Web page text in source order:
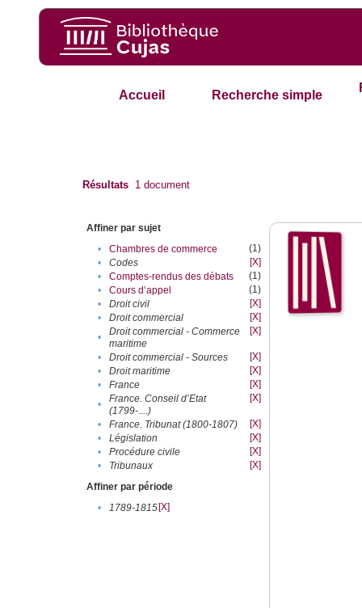
Accueil Recherche simple
Résultats 1 document
Affiner par sujet
•
Chambres de commerce
(1)
•
Codes
[X]
•
Comptes-rendus des débats
(1)
•
Cours d’appel
(1)
•
Droit civil
[X]
•
Droit commercial
[X]
•
Droit commercial - Commerce
maritime
[X]
• Droit commercial - Sources
[X]
•
Droit maritime
[X]
•
France
[X]
•
France. Conseil d’Etat
(1799-....)
[X]
• France. Tribunat (1800-1807)
[X]
•
Législation
[X]
•
Procédure civile
[X]
•
Tribunaux
[X]
Affiner par période
•
1789-1815[X]